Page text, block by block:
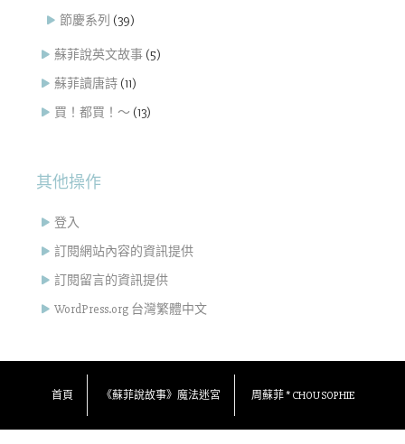
節慶系列 (39)
蘇菲說英文故事 (5)
蘇菲讀唐詩 (11)
買！都買！～ (13)
其他操作
登入
訂閱網站內容的資訊提供
訂閱留言的資訊提供
WordPress.org 台灣繁體中文
首頁 《蘇菲說故事》魔法迷宮 周蘇菲 * CHOU SOPHIE